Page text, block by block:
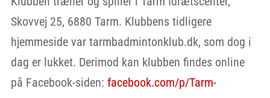
Skovvej 25, 6880 Tarm. Klubbens tidligere
hjemmeside var tarmbadmintonklub.dk, som dog i
dag er lukket. Derimod kan klubben findes online
på Facebook-siden: facebook.com/p/Tarm-